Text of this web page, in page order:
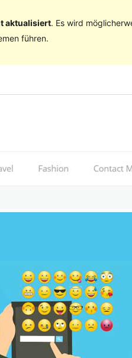
aktualisiert. Es wird
führen.